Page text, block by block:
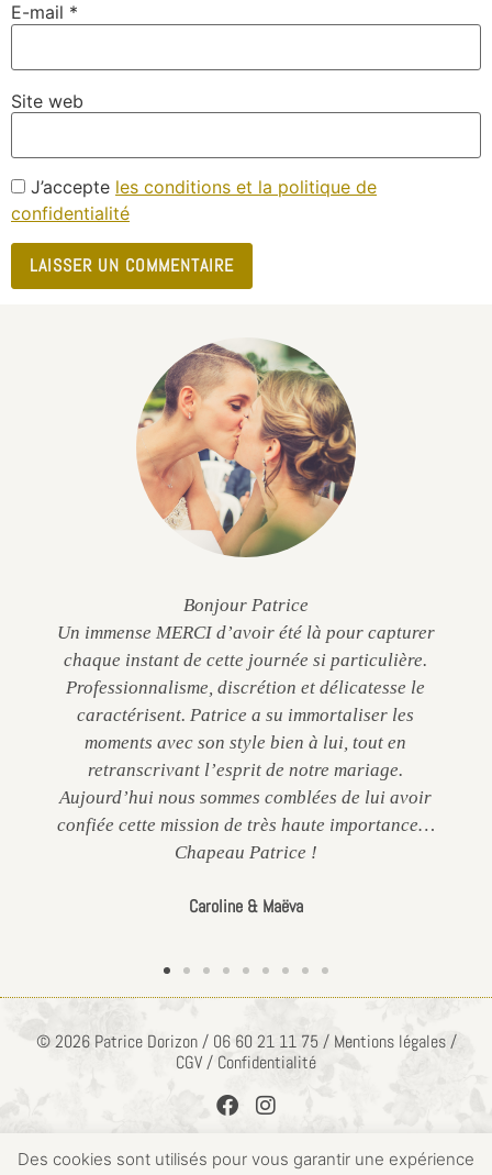
E-mail *
Site web
J’accepte les conditions et la politique de
confidentialité
Bonjour Patrice
Un immense MERCI d’avoir été là pour capturer
chaque instant de cette journée si particulière.
Professionnalisme, discrétion et délicatesse le
caractérisent. Patrice a su immortaliser les
moments avec son style bien à lui, tout en
retranscrivant l’esprit de notre mariage.
Aujourd’hui nous sommes comblées de lui avoir
confiée cette mission de très haute importance…
Chapeau Patrice !
Caroline & Maëva
© 2026 Patrice Dorizon / 06 60 21 11 75 / Mentions légales /
CGV / Confidentialité
Des cookies sont utilisés pour vous garantir une expérience